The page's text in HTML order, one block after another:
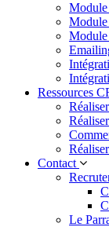
Module
Module
Ressources
Contact
Le